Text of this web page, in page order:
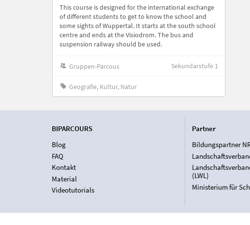
This course is designed for the international exchange
of different students to get to know the school and
some sights of Wuppertal. It starts at the south school
centre and ends at the Visiodrom. The bus and
suspension railway should be used.
Gruppen-Parcous Sekundarstufe 1
Geografie, Kultur, Natur
BIPARCOURS
Blog
FAQ
Kontakt
Material
Videotutorials
Partner
Bildungspartner
(LWL)
Ministerium für